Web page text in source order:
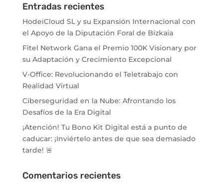
Entradas recientes
HodeiCloud SL y su Expansión Internacional con
el Apoyo de la Diputación Foral de Bizkaia
Fitel Network Gana el Premio 100K Visionary por
su Adaptación y Crecimiento Excepcional
V-Office: Revolucionando el Teletrabajo con
Realidad Virtual
Ciberseguridad en la Nube: Afrontando los
Desafíos de la Era Digital
¡Atención! Tu Bono Kit Digital está a punto de
caducar: ¡Inviértelo antes de que sea demasiado
tarde! 🚨
Comentarios recientes